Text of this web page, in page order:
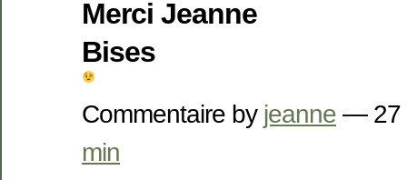
Merci Jeanne
Bises
Commentaire by jeanne — 27
min